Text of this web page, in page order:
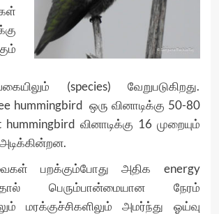
(species) வேறுபடுகிறது.
hummingbird ஒரு வினாடிக்கு 50-80
hummingbird வினாடிக்கு 16 முறையும்
பறக்கும்போது அதிக energy
பெரும்பான்மையான நேரம்
மரக்குச்சிகளிலும் அமர்ந்து ஓய்வு